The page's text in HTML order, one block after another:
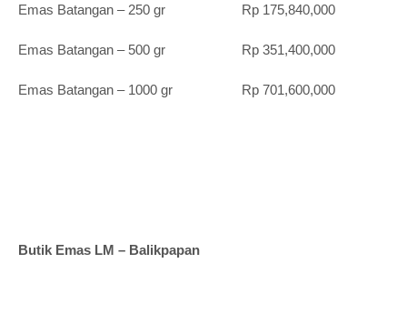
Emas Batangan – 250 gr Rp 175,840,000
Emas Batangan – 500 gr Rp 351,400,000
Emas Batangan – 1000 gr Rp 701,600,000
Butik Emas LM – Balikpapan